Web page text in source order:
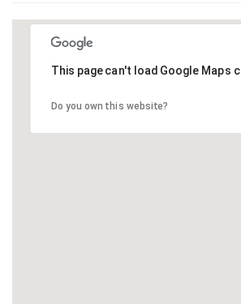
This page can't load Google Maps
Do you own this website?